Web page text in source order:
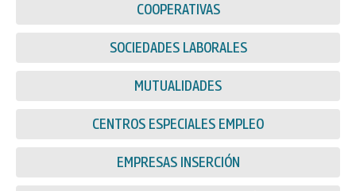
COOPERATIVAS
SOCIEDADES LABORALES
MUTUALIDADES
CENTROS ESPECIALES EMPLEO
EMPRESAS INSERCIÓN